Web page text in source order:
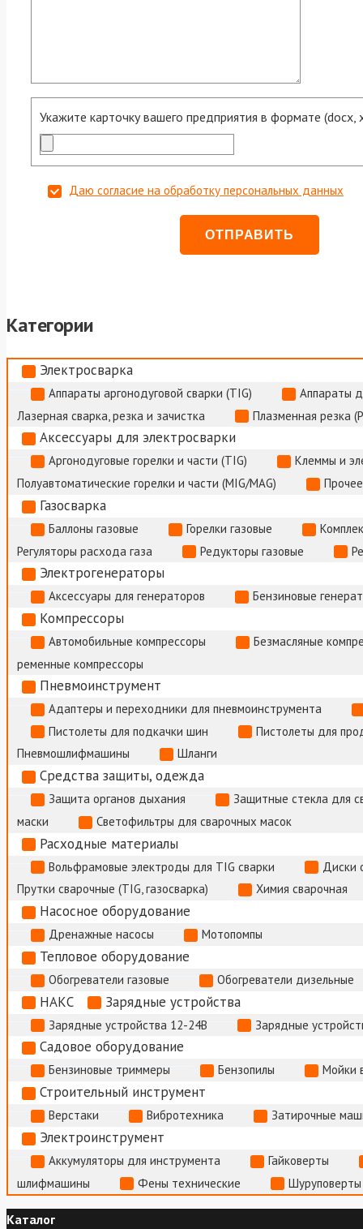
Укажите карточку вашего предприятия в формате (docx,
Даю согласие на обработку персональных данных
Категории
Электросварка
Аппараты аргонодуговой сварки (TIG)
Аппараты
Лазерная сварка, резка и зачистка
Плазменная резка
Аксессуары для электросварки
Аргонодуговые горелки и части (TIG)
Клеммы и
Полуавтоматические горелки и части (MIG/MAG)
Газосварка
Баллоны газовые Горелки газовые
Регуляторы расхода газа
Редукторы газовые
Электрогенераторы
Аксессуары для генераторов Бензиновые
Компрессоры
Автомобильные компрессоры
Безмасляные
ременные компрессоры
Пневмоинструмент
Адаптеры и переходники для пневмоинструмента
Пистолеты для подкачки шин
Пистолеты для
Пневмошлифмашины
Шланги
Средства защиты, одежда
Защита органов дыхания
Защитные стекла для
маски
Светофильтры для сварочных масок
Расходные материалы
Вольфрамовые электроды для TIG сварки
Диски
Прутки сварочные (TIG, газосварка)
Химия сварочная
Насосное оборудование
Дренажные насосы Мотопомпы
Тепловое оборудование
Обогреватели газовые Обогреватели дизельные
НАКС Зарядные устройства
Зарядные устройства 12-24В Зарядные
Садовое оборудование
Бензиновые триммеры Бензопилы Мойки
Строительный инструмент
Верстаки Вибротехника Затирочные
Электроинструмент
Аккумуляторы для инструмента
Гайковерты
шлифмашины
Фены технические
Каталог